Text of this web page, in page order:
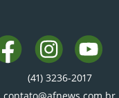
(41) 3236-2017